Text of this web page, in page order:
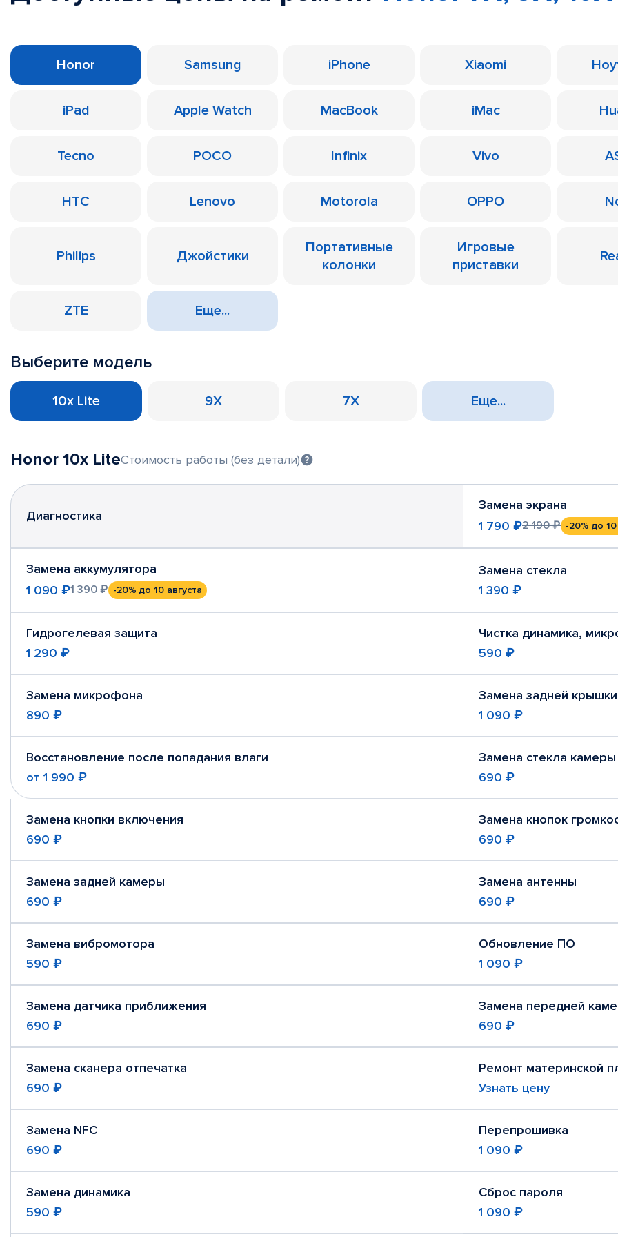
Honor Samsung iPhone Xiaomi
iPad Apple Watch MacBook iMac
Tecno POCO Infinix Vivo
HTC Lenovo Motorola OPPO
Philips Джойстики
Портативные
колонки
Игровые
приставки
ZTE Еще...
Выберите модель
10x Lite 9X 7X Еще...
Honor 10x LiteСтоимость работы (без детали)
Диагностика
Замена экрана
1 790 ₽2 190 ₽ -20% до 10
Замена аккумулятора
1 090 ₽1 390 ₽ -20% до 10 августа
Замена стекла
1 390 ₽
Гидрогелевая защита
1 290 ₽
Чистка динамика,
590 ₽
Замена микрофона
890 ₽
Замена задней крышки
1 090 ₽
Восстановление после попадания влаги
от 1 990 ₽
Замена стекла камеры
690 ₽
Замена кнопки включения
690 ₽
Замена кнопок
690 ₽
Замена задней камеры
690 ₽
Замена антенны
690 ₽
Замена вибромотора
590 ₽
Обновление ПО
1 090 ₽
Замена датчика приближения
690 ₽
Замена передней
690 ₽
Замена сканера отпечатка
690 ₽
Ремонт материнской
Узнать цену
Замена NFC
690 ₽
Перепрошивка
1 090 ₽
Замена динамика
590 ₽
Сброс пароля
1 090 ₽